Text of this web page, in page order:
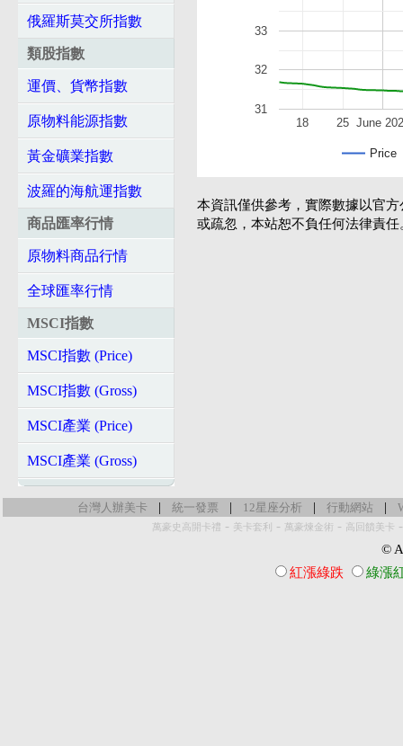
俄羅斯莫交所指數
類股指數
運價、貨幣指數
原物料能源指數
黃金礦業指數
波羅的海航運指數
商品匯率行情
原物料商品行情
全球匯率行情
MSCI指數
MSCI指數 (Price)
MSCI指數 (Gross)
MSCI產業 (Price)
MSCI產業 (Gross)
Price
June
18 25
31
32
33
本資訊僅供參考，實際數據以官
或疏忽，本站恕不負任何法律責任
台灣人辦美卡 | 統一發票 | 12星座分析 | 行動網站 |
萬豪史高開卡禮 - 美卡套利 - 萬豪煉金術 - 高回饋美卡
©
紅漲綠跌
綠漲